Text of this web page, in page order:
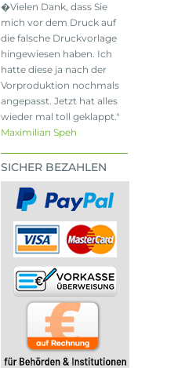
�Vielen Dank, dass Sie
mich vor dem Druck auf
die falsche Druckvorlage
hingewiesen haben. Ich
hatte diese ja nach der
Vorproduktion nochmals
angepasst. Jetzt hat alles
wieder mal toll geklappt."
Maximilian Speh
SICHER BEZAHLEN